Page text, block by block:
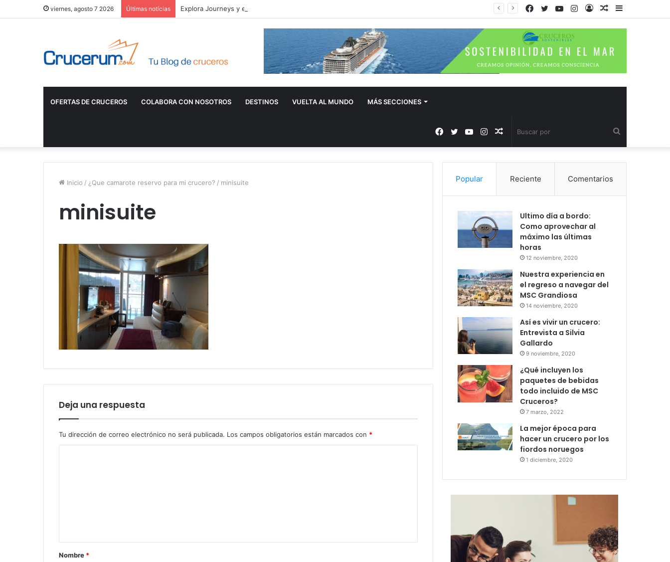
viernes, agosto 7 2026 Últimas notícias Explora Journeys y el F1 Paddock Club: lujo, velocidad y mar
Barra
Publicación
Acceso
Instagram
YouTube
Twitter
Facebook
OFERTAS DE CRUCEROS COLABORA CON NOSOTROS DESTINOS VUELTA AL MUNDO MÁS SECCIONES
por
Publicación
al
Instagram
YouTube
Twitter
Facebook
Inicio / ¿Que camarote reservo para mi crucero? / minisuite
minisuite
Deja una respuesta
Tu dirección de correo electrónico no será publicada. Los campos obligatorios están marcados con *
a
r
Nombre *
Popular Reciente Comentarios
Ultimo día a bordo:
Como aprovechar al
máximo las últimas
horas
12 noviembre, 2020
Nuestra experiencia en
el regreso a navegar del
MSC Grandiosa
14 noviembre, 2020
Así es vivir un crucero:
Entrevista a Silvia
Gallardo
9 noviembre, 2020
¿Qué incluyen los
paquetes de bebidas
todo incluido de MSC
Cruceros?
7 marzo, 2022
La mejor época para
hacer un crucero por los
fiordos noruegos
1 diciembre, 2020